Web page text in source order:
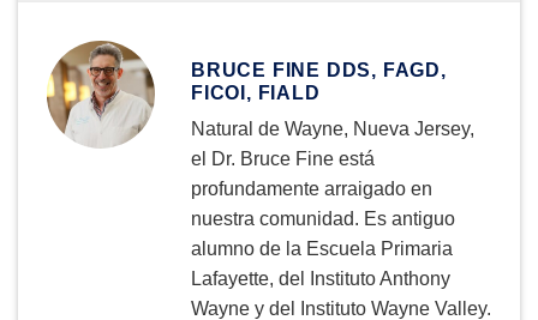
BRUCE FINE DDS, FAGD,
FICOI, FIALD
Natural de Wayne, Nueva Jersey,
el Dr. Bruce Fine está
profundamente arraigado en
nuestra comunidad. Es antiguo
alumno de la Escuela Primaria
Lafayette, del Instituto Anthony
Wayne y del Instituto Wayne Valley.